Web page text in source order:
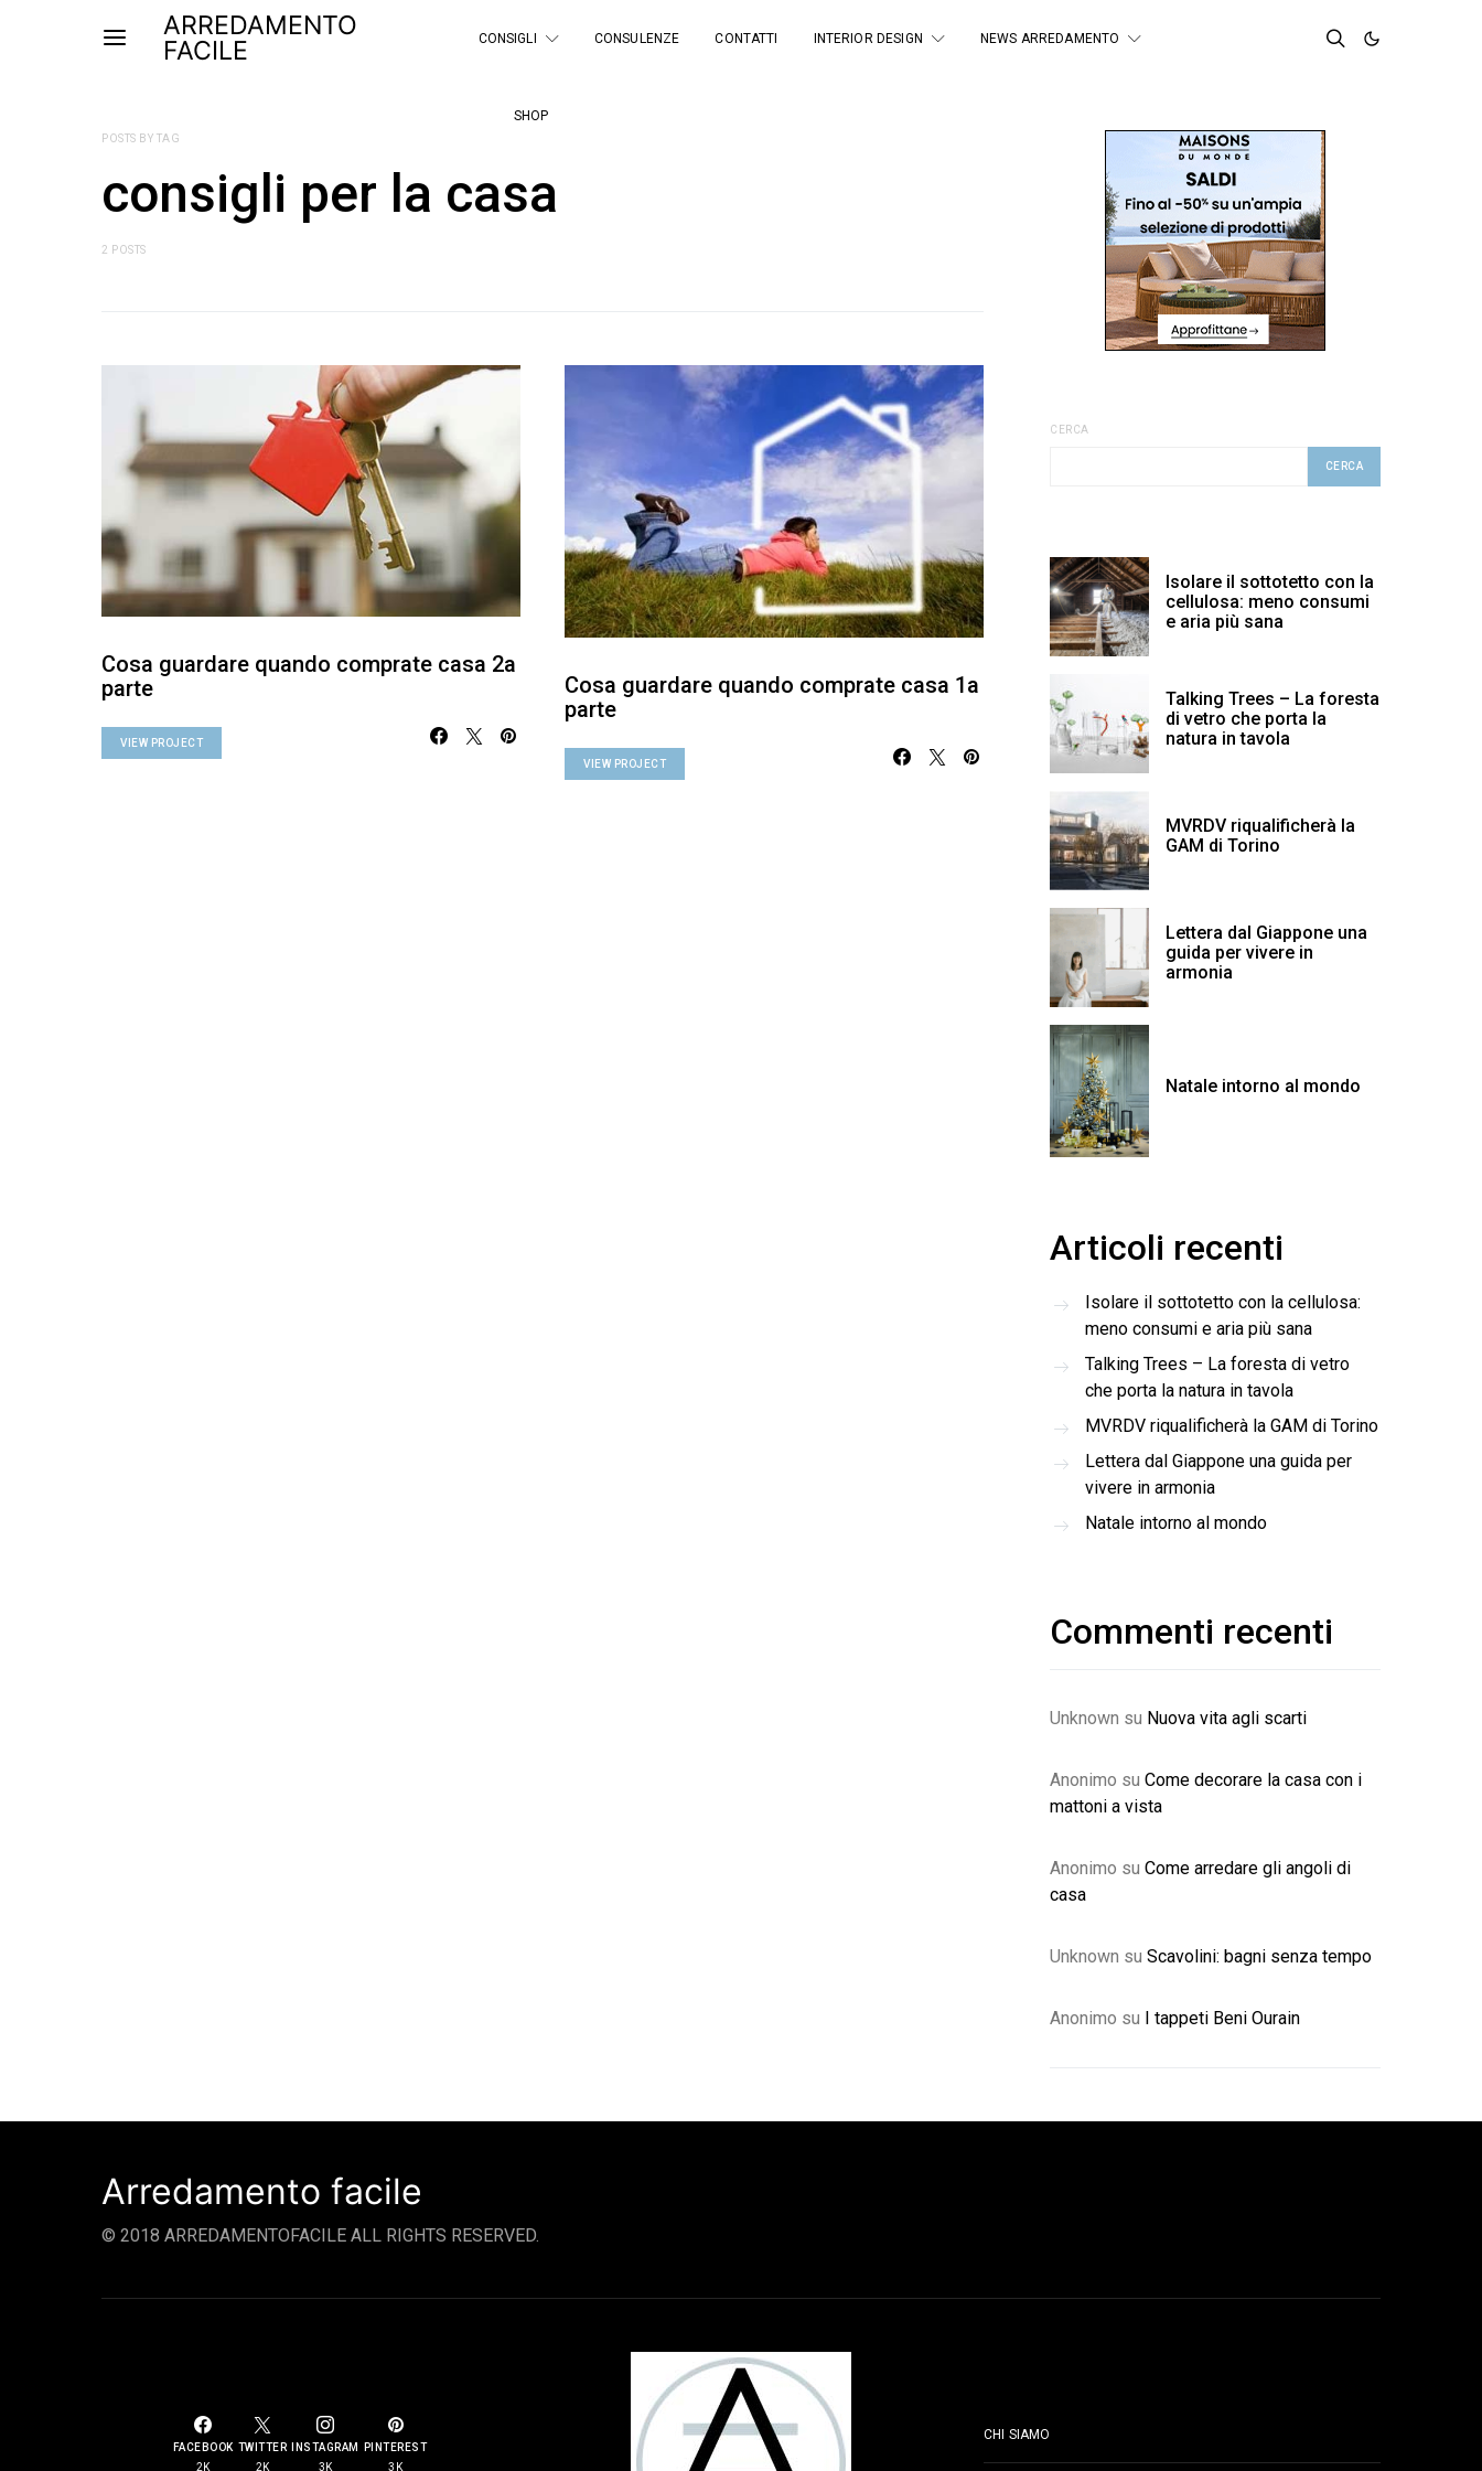
ARREDAMENTO
FACILE
CONSIGLI CONSULENZE CONTATTI INTERIOR DESIGN NEWS ARREDAMENTO
SHOP
POSTS BY TAG
consigli per la casa
2 POSTS
Cosa guardare quando comprate casa 2a
parte
VIEW PROJECT
Cosa guardare quando comprate casa 1a
parte
VIEW PROJECT
CERCA
CERCA
Isolare il sottotetto con la
cellulosa: meno consumi
e aria più sana
Talking Trees – La foresta
di vetro che porta la
natura in tavola
MVRDV riqualificherà la
GAM di Torino
Lettera dal Giappone una
guida per vivere in
armonia
Natale intorno al mondo
Articoli recenti
Isolare il sottotetto con la cellulosa:
meno consumi e aria più sana
Talking Trees – La foresta di vetro
che porta la natura in tavola
MVRDV riqualificherà la GAM di Torino
Lettera dal Giappone una guida per
vivere in armonia
Natale intorno al mondo
Commenti recenti
Unknown su Nuova vita agli scarti
Anonimo su Come decorare la casa con i
mattoni a vista
Anonimo su Come arredare gli angoli di
casa
Unknown su Scavolini: bagni senza tempo
Anonimo su I tappeti Beni Ourain
Arredamento facile
© 2018 ARREDAMENTOFACILE ALL RIGHTS RESERVED.
FACEBOOK
2K
TWITTER
2K
INSTAGRAM
3K
PINTEREST
3K
CHI SIAMO